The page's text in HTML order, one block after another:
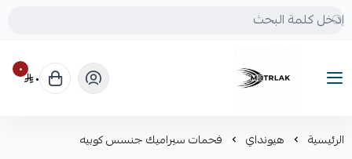
Motrlak
٠ ٠
الرئيسية هيونداي فحمات سيراميك جنسس كوبيه